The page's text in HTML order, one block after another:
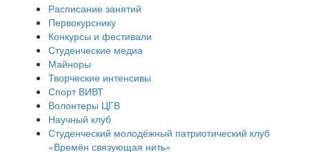
Расписание занятий
Первокурснику
Конкурсы и фестивали
Студенческие медиа
Майноры
Творческие интенсивы
Спорт ВИВТ
Волонтеры ЦГВ
Научный клуб
Студенческий молодёжный патриотический клуб
«Времён связующая нить»